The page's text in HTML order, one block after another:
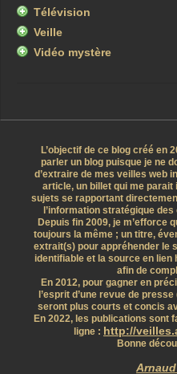
Télévision
Veille
Vidéo mystère
L’objectif de ce blog créé en
parler un blog puisque je ne
d’extraire de mes veilles web
article, un billet qui me
sujets se rapportant
l’information stratégique
Depuis fin 2009, je m’efforce
toujours la même ; un titre,
extrait(s) pour appréhender le
identifiable et la source en
afin de
En 2012, pour gagner en
l’esprit d’une revue de
seront plus courts et concis
En 2022, les publications sont
ligne : http://
Bonne